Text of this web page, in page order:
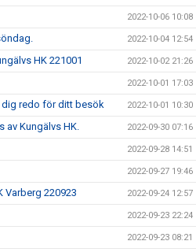
2022-10-06 10:08
2022-10-04 12:54
HK 221001 2022-10-02 21:26
2022-10-01 17:03
dig redo för ditt besök 2022-10-01 10:30
av Kungälvs HK. 2022-09-30 07:16
2022-09-28 14:51
2022-09-27 19:46
Varberg 220923 2022-09-24 12:57
2022-09-23 22:24
2022-09-23 08:21